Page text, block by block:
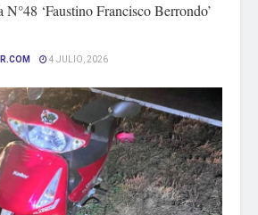
N°48 ‘Faustino Francisco Berrondo’
4 JULIO, 2026